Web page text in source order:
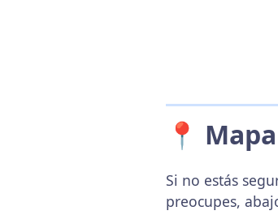
📍
Si no estás
preocupes,